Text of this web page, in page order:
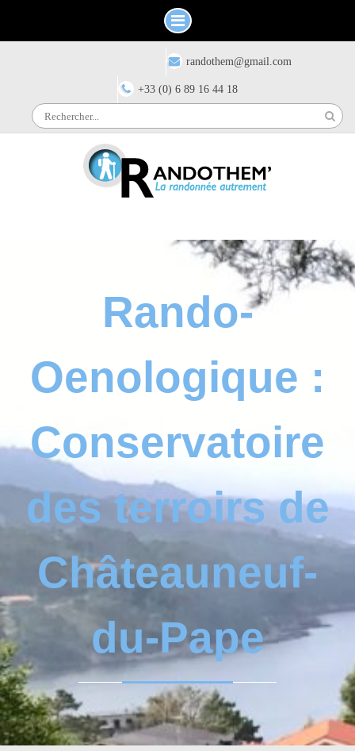
randothem@gmail.com
+33 (0) 6 89 16 44 18
for:
Rando-
Oenologique :
Conservatoire
des terroirs de
Châteauneuf-
du-Pape